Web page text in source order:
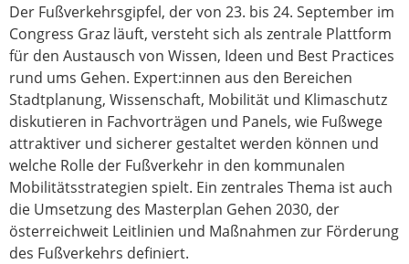
Der Fußverkehrsgipfel, der von 23. bis 24. September im
Congress Graz läuft, versteht sich als zentrale Plattform
für den Austausch von Wissen, Ideen und Best Practices
rund ums Gehen. Expert:innen aus den Bereichen
Stadtplanung, Wissenschaft, Mobilität und Klimaschutz
diskutieren in Fachvorträgen und Panels, wie Fußwege
attraktiver und sicherer gestaltet werden können und
welche Rolle der Fußverkehr in den kommunalen
Mobilitätsstrategien spielt. Ein zentrales Thema ist auch
die Umsetzung des Masterplan Gehen 2030, der
österreichweit Leitlinien und Maßnahmen zur Förderung
des Fußverkehrs definiert.